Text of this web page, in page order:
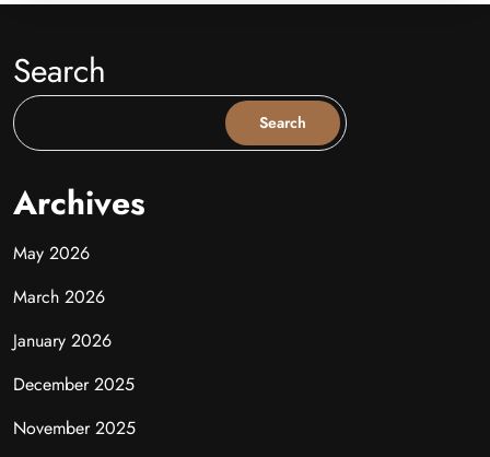
Search
Search
Archives
May 2026
March 2026
January 2026
December 2025
November 2025